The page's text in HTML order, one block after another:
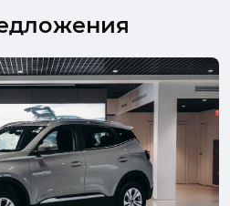
Toyota
Volkswagen
УАЗ